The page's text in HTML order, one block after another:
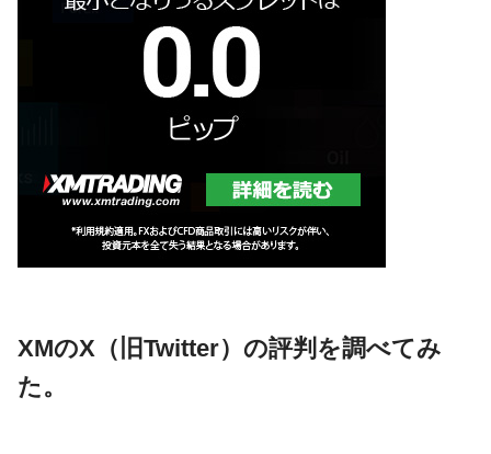
入金がクレジットカードからでも出来るというのが
日本のFX会社にはないところです。
夜中でも入金ができますし、ネットバンキングして
出金は銀行へ出金できますが、5日程度かかってしま
うのがデメリットです。
ますので、状況に応じた柔軟なトレードが実現でき
初心者の方にとって嬉しいサービスと言えば、口座
開設時に付与される3,000円分のボーナスポイントで
す。
このポイントは口座を開設するだけで付与されます
から、入金することなしにリアルトレードができま
ですが実際には入金をしてトレードすることをお勧
なぜならば、入金をすると入金額に応じたボーナス
XMのX（旧Twitter）の評判を調べてみ
た。